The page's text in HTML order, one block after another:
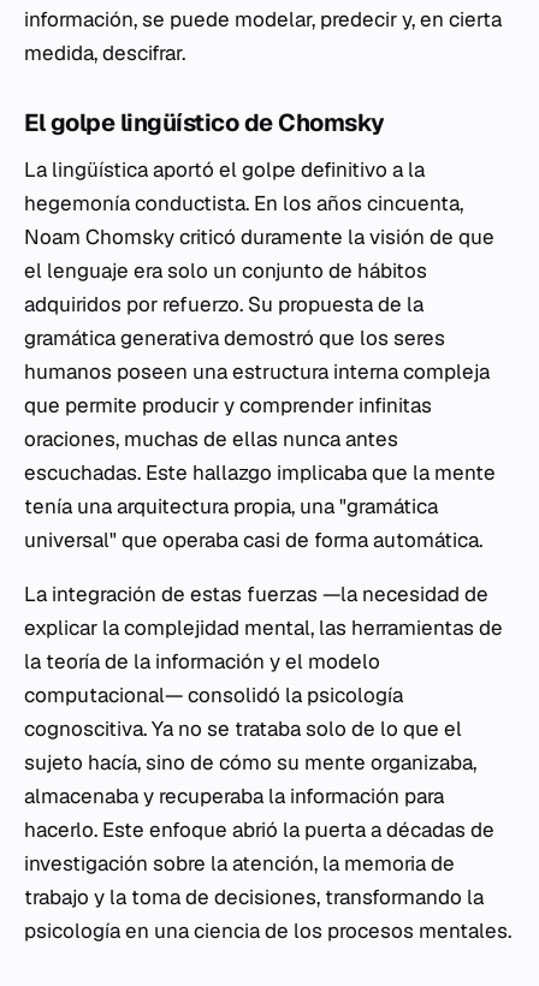
información, se puede modelar, predecir y, en cierta
medida, descifrar.
El golpe lingüístico de Chomsky
La lingüística aportó el golpe definitivo a la
hegemonía conductista. En los años cincuenta,
Noam Chomsky criticó duramente la visión de que
el lenguaje era solo un conjunto de hábitos
adquiridos por refuerzo. Su propuesta de la
gramática generativa demostró que los seres
humanos poseen una estructura interna compleja
que permite producir y comprender infinitas
oraciones, muchas de ellas nunca antes
escuchadas. Este hallazgo implicaba que la mente
tenía una arquitectura propia, una "gramática
universal" que operaba casi de forma automática.
La integración de estas fuerzas —la necesidad de
explicar la complejidad mental, las herramientas de
la teoría de la información y el modelo
computacional— consolidó la psicología
cognoscitiva. Ya no se trataba solo de lo que el
sujeto hacía, sino de cómo su mente organizaba,
almacenaba y recuperaba la información para
hacerlo. Este enfoque abrió la puerta a décadas de
investigación sobre la atención, la memoria de
trabajo y la toma de decisiones, transformando la
psicología en una ciencia de los procesos mentales.